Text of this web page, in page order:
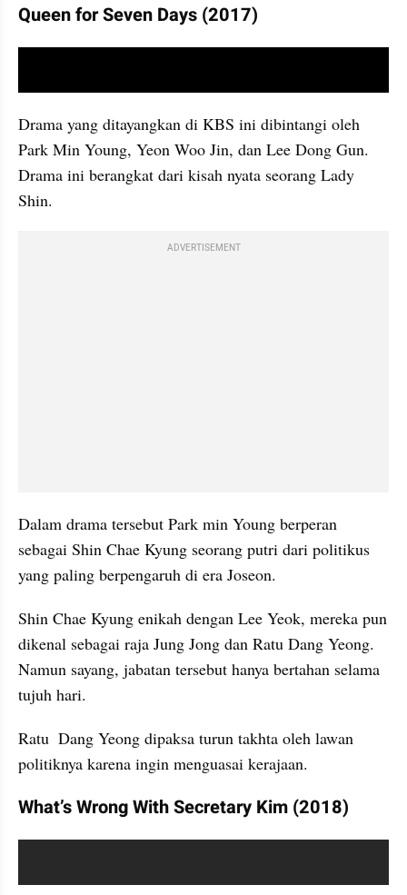
Queen for Seven Days (2017)
Drama yang ditayangkan di KBS ini dibintangi oleh
Park Min Young, Yeon Woo Jin, dan Lee Dong Gun.
Drama ini berangkat dari kisah nyata seorang Lady
Shin.
ADVERTISEMENT
Dalam drama tersebut Park min Young berperan
sebagai Shin Chae Kyung seorang putri dari politikus
yang paling berpengaruh di era Joseon.
Shin Chae Kyung enikah dengan Lee Yeok, mereka pun
dikenal sebagai raja Jung Jong dan Ratu Dang Yeong.
Namun sayang, jabatan tersebut hanya bertahan selama
tujuh hari.
Ratu  Dang Yeong dipaksa turun takhta oleh lawan
politiknya karena ingin menguasai kerajaan.
What’s Wrong With Secretary Kim (2018)